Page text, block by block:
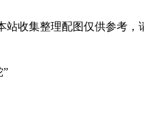
收集整理配图仅供参考，
”